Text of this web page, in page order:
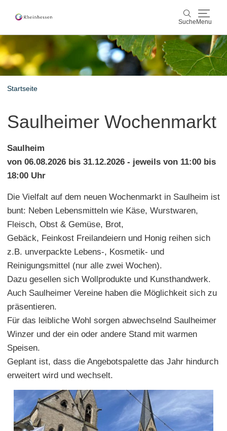
Suche Menu
Suche
Wein & Genuss
Buchung & Service
Startseite
Saulheimer Wochenmarkt
Saulheim
von 06.08.2026 bis 31.12.2026 - jeweils von 11:00 bis
18:00 Uhr
Die Vielfalt auf dem neuen Wochenmarkt in Saulheim ist
bunt: Neben Lebensmitteln wie Käse, Wurstwaren,
Fleisch, Obst & Gemüse, Brot,
Gebäck, Feinkost Freilandeiern und Honig reihen sich
z.B. unverpackte Lebens-, Kosmetik- und
Reinigungsmittel (nur alle zwei Wochen).
Dazu gesellen sich Wollprodukte und Kunsthandwerk.
Auch Saulheimer Vereine haben die Möglichkeit sich zu
präsentieren.
Für das leibliche Wohl sorgen abwechselnd Saulheimer
Winzer und der ein oder andere Stand mit warmen
Speisen.
Geplant ist, dass die Angebotspalette das Jahr hindurch
erweitert wird und wechselt.